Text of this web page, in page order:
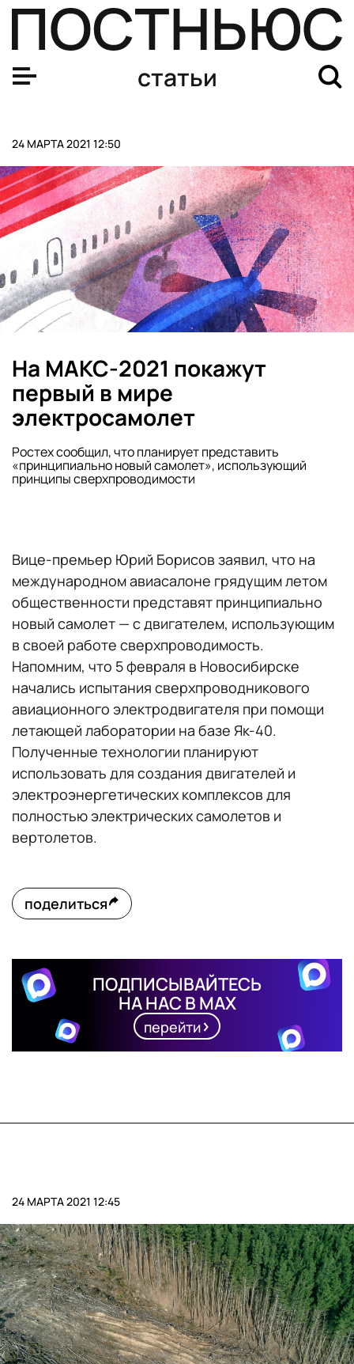
статьи
24 МАРТА 2021 12:50
На МАКС-2021 покажут
первый в мире
электросамолет
Ростех сообщил, что планирует представить
«принципиально новый самолет», использующий
принципы сверхпроводимости
Вице-премьер Юрий Борисов заявил, что на
международном авиасалоне грядущим летом
общественности представят принципиально
новый самолет — с двигателем, использующим
в своей работе сверхпроводимость.
Напомним, что 5 февраля в Новосибирске
начались испытания сверхпроводникового
авиационного электродвигателя при помощи
летающей лаборатории на базе Як-40.
Полученные технологии планируют
использовать для создания двигателей и
электроэнергетических комплексов для
полностью электрических самолетов и
вертолетов.
поделиться
ПОДПИСЫВАЙТЕСЬ
НА НАС В MAX
перейти
24 МАРТА 2021 12:45
Срубил лес — посади новый. Как будет работать